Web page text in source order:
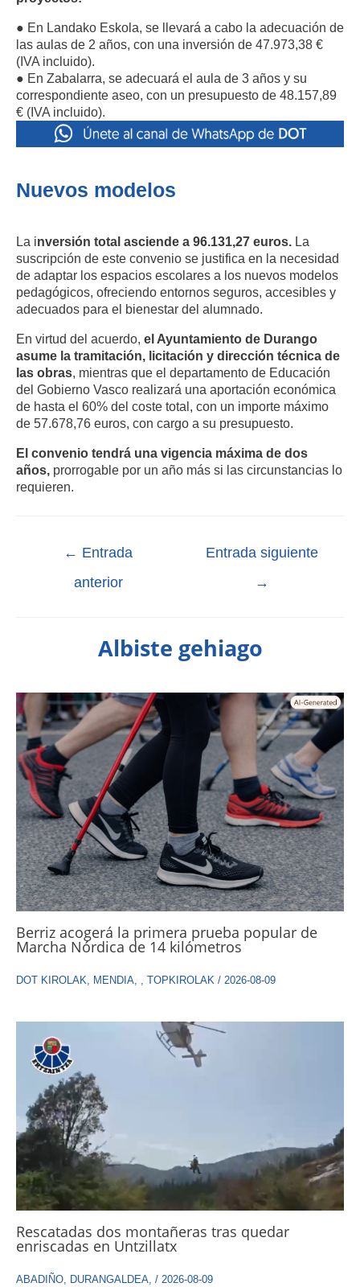
● En Landako Eskola, se llevará a cabo la adecuación de
las aulas de 2 años, con una inversión de 47.973,38 €
(IVA incluido).
● En Zabalarra, se adecuará el aula de 3 años y su
correspondiente aseo, con un presupuesto de 48.157,89
€ (IVA incluido).
Nuevos modelos
La inversión total asciende a 96.131,27 euros. La
suscripción de este convenio se justifica en la necesidad
de adaptar los espacios escolares a los nuevos modelos
pedagógicos, ofreciendo entornos seguros, accesibles y
adecuados para el bienestar del alumnado.
En virtud del acuerdo, el Ayuntamiento de Durango
asume la tramitación, licitación y dirección técnica de
las obras, mientras que el departamento de Educación
del Gobierno Vasco realizará una aportación económica
de hasta el 60% del coste total, con un importe máximo
de 57.678,76 euros, con cargo a su presupuesto.
El convenio tendrá una vigencia máxima de dos
años, prorrogable por un año más si las circunstancias lo
requieren.
← Entrada
anterior
Entrada siguiente
→
Albiste gehiago
Berriz acogerá la primera prueba popular de
Marcha Nórdica de 14 kilómetros
DOT KIROLAK, MENDIA, , TOPKIROLAK / 2026-08-09
Rescatadas dos montañeras tras quedar
enriscadas en Untzillatx
ABADIÑO, DURANGALDEA, / 2026-08-09